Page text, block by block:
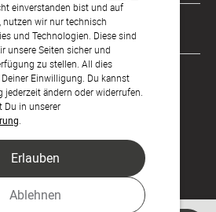
einverstanden bist und auf
nutzen wir nur technisch
und Technologien. Diese sind
unsere Seiten sicher und
zu stellen. All dies
Einwilligung. Du kannst
jederzeit ändern oder widerrufen.
Du in unserer
Ablehnen
Erlauben
den Moment.